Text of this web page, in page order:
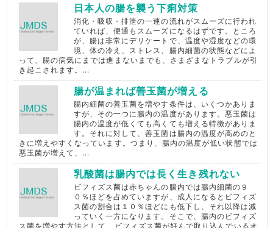
日本人の腸を襲う下痢対策
消化・吸収・排泄の一連の流れがスムーズに行われ
ていれば、便通もスムーズになるはずです。ところ
が、腸は非常にデリケートで、温度や湿度などの環
境、体の冷え、ストレス、腸内細菌の状態などによ
って、腸の病気にまでは進まないまでも、さまざまなトラブルが引
き起こされます。...
腸が温まれば善玉菌が増える
腸内細菌の善玉菌を増やす条件は、いくつかありま
すが、その一つに腸内の温度があります。悪玉菌は
腸内の温度が低くても高くても増える特徴がありま
す。それに対して、善玉菌は腸内の温度が高めのと
きに増えやすくなっています。つまり、腸内の温度が低い状態では
悪玉菌が増えて、...
乳酸菌は腸内では長く生き残れない
ビフィズス菌は赤ちゃんの腸内では腸内細菌の９
０％ほどを占めていますが、成人になるとビフィズ
ス菌の割合は１０％ほどにも低下し、それ以降は減
っていく一方になります。そこで、腸内のビフィズ
ス菌を増やす方法として、ビフィズス菌が好んで取り込んでいるオ